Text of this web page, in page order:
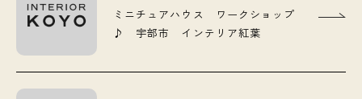
ミニチュアハウス ワークショップ
♪ 宇部市 インテリア紅葉